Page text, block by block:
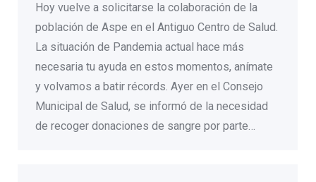
Hoy vuelve a solicitarse la colaboración de la
población de Aspe en el Antiguo Centro de Salud.
La situación de Pandemia actual hace más
necesaria tu ayuda en estos momentos, anímate
y volvamos a batir récords. Ayer en el Consejo
Municipal de Salud, se informó de la necesidad
de recoger donaciones de sangre por parte…